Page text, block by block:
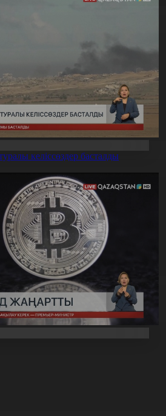
келіссөздер басталды